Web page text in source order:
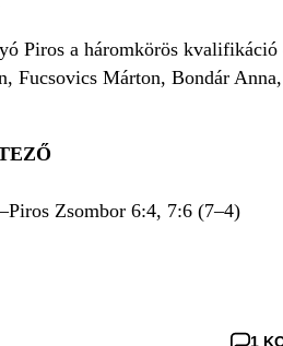
Piros a háromkörös
Fucsovics Márton, Bondár
Zsombor 6:4, 7:6 (7–4)
1